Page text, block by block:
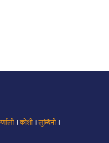
।कोशी।लुम्बिनी।